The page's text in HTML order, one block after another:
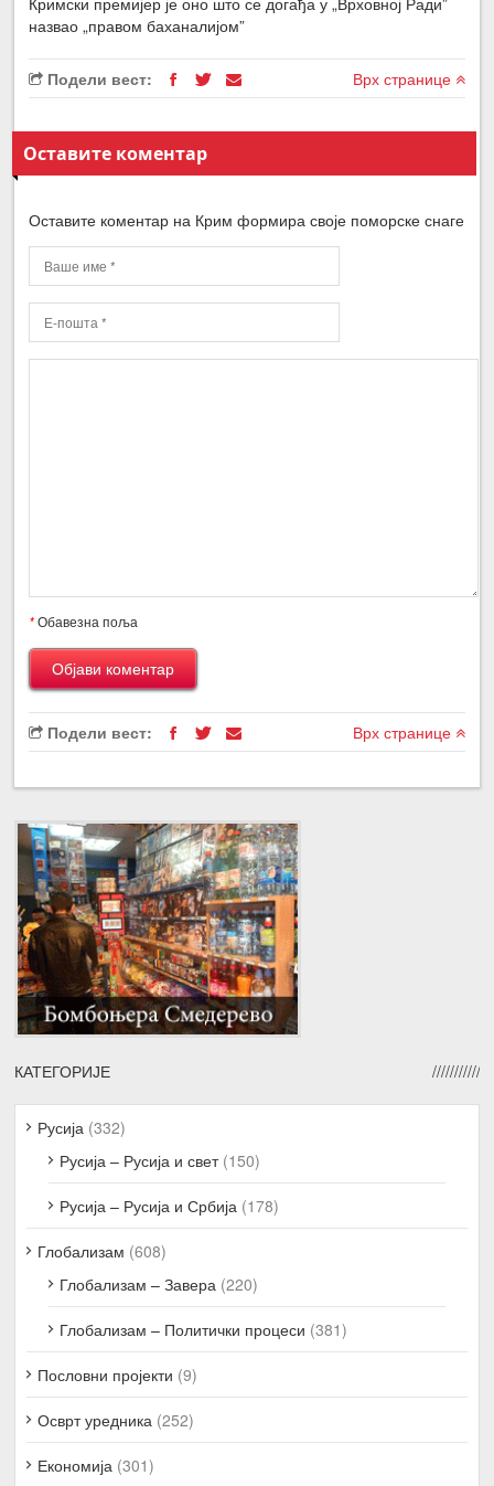
назвао „правом баханалијом”
Подели вест: Врх странице
Оставите коментар
Оставите коментар на Крим формира своје поморске снаге
*Обавезна поља
Подели вест: Врх странице
КАТЕГОРИЈЕ
Русија (332)
Русија – Русија и свет(150)
Русија – Русија и Србија (178)
Глобализам (608)
Глобализам – Завера (220)
Глобализам – Политички процеси (381)
Пословни пројекти (9)
Осврт уредника (252)
Економија (301)